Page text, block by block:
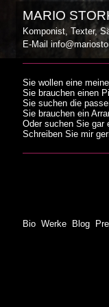
MARIO
Komponist, Texter,
E-Mail
Sie wollen eine
Sie brauchen einen
Sie suchen die
Sie brauchen ein
Oder suchen Sie gar
Schreiben Sie mir
Bio Werke Blog